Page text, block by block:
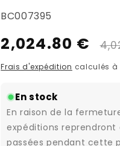
SKU:
BC007395
Prix
habituel
2,024.80 €
Prix
Frais d'expédition calculés à
En stock
En raison de la
expéditions reprendront
passées pendant cette